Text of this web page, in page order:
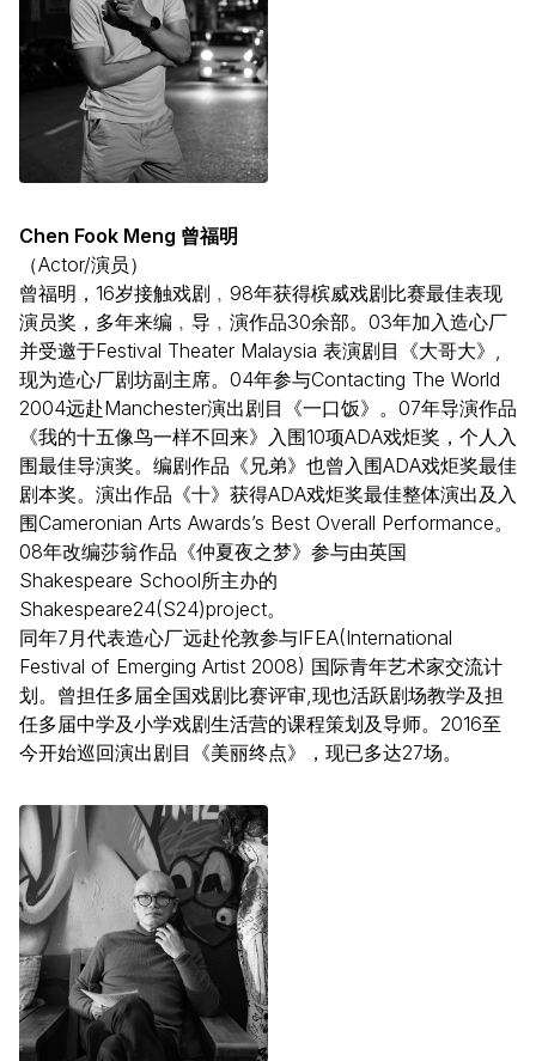
Chen Fook Meng 曾福明
（Actor/演员）
曾福明，16岁接触戏剧﹐98年获得槟威戏剧比赛最佳表现
演员奖，多年来编﹐导﹐演作品30余部。03年加入造心厂
并受邀于Festival Theater Malaysia 表演剧目《大哥大》,
现为造心厂剧坊副主席。04年参与Contacting The World
2004远赴Manchester演出剧目《一口饭》。07年导演作品
《我的十五像鸟一样不回来》入围10项ADA戏炬奖，个人入
围最佳导演奖。编剧作品《兄弟》也曾入围ADA戏炬奖最佳
剧本奖。演出作品《十》获得ADA戏炬奖最佳整体演出及入
围Cameronian Arts Awards’s Best Overall Performance。
08年改编莎翁作品《仲夏夜之梦》参与由英国
Shakespeare School所主办的
Shakespeare24(S24)project。
同年7月代表造心厂远赴伦敦参与IFEA(International
Festival of Emerging Artist 2008) 国际青年艺术家交流计
划。曾担任多届全国戏剧比赛评审,现也活跃剧场教学及担
任多届中学及小学戏剧生活营的课程策划及导师。2016至
今开始巡回演出剧目《美丽终点》，现已多达27场。